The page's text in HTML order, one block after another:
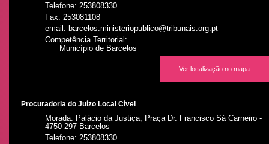
Telefone: 253808330
Fax: 253081108
email: barcelos.ministeriopublico@tribunais.org.pt
Competência Territorial:
Município de Barcelos
Ver localização no mapa
Procuradoria do Juízo Local Cível
Morada: Palácio da Justiça, Praça Dr. Francisco Sá Carneiro -
4750-297 Barcelos
Telefone: 253808330